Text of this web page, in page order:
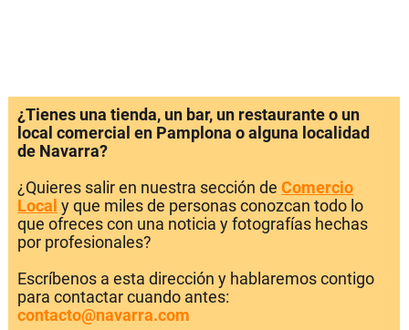
¿Tienes una tienda, un bar, un restaurante o un
local comercial en Pamplona o alguna localidad
de Navarra?
¿Quieres salir en nuestra sección de Comercio
Local y que miles de personas conozcan todo lo
que ofreces con una noticia y fotografías hechas
por profesionales?
Escríbenos a esta dirección y hablaremos contigo
para contactar cuando antes:
contacto@navarra.com